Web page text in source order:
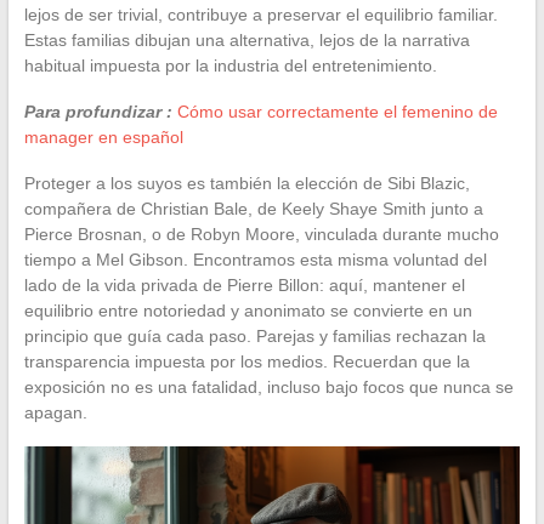
lejos de ser trivial, contribuye a preservar el equilibrio familiar.
Estas familias dibujan una alternativa, lejos de la narrativa
habitual impuesta por la industria del entretenimiento.
Para profundizar : Cómo usar correctamente el femenino de
manager en español
Proteger a los suyos es también la elección de Sibi Blazic,
compañera de Christian Bale, de Keely Shaye Smith junto a
Pierce Brosnan, o de Robyn Moore, vinculada durante mucho
tiempo a Mel Gibson. Encontramos esta misma voluntad del
lado de la vida privada de Pierre Billon: aquí, mantener el
equilibrio entre notoriedad y anonimato se convierte en un
principio que guía cada paso. Parejas y familias rechazan la
transparencia impuesta por los medios. Recuerdan que la
exposición no es una fatalidad, incluso bajo focos que nunca se
apagan.